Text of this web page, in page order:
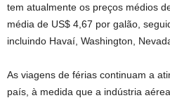
tem atualmente os preços médios
média de US$ 4,67 por galão,
incluindo Havaí, Washington,
As viagens de férias continuam a
país, à medida que a indústria